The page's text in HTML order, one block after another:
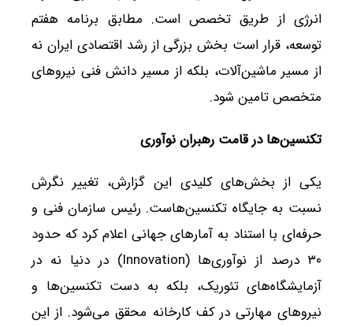
انرژی از طریق تخصص است. مطابق برنامه هفتم
توسعه، قرار است بخش بزرگی از رشد اقتصادی ایران نه
از مسیر ماشین‌آلات، بلکه از مسیر دانش فنی نیروهای
متخصص تامین شود.
تکنسین‌ها در قامت رهبران نوآوری
یکی از بخش‌های کلیدی این گزارش، تغییر نگرش
نسبت به جایگاه تکنسین‌هاست. رئیس سازمان فنی و
حرفه‌ای با استناد به آمارهای جهانی اعلام کرد که حدود
۳۰ درصد از نوآوری‌ها (Innovation) در دنیا نه در
آزمایشگاه‌های تئوریک، بلکه به دست تکنسین‌ها و
نیروهای مهارتی در کف کارخانه محقق می‌شود. از این